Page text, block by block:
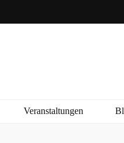
Veranstaltungen